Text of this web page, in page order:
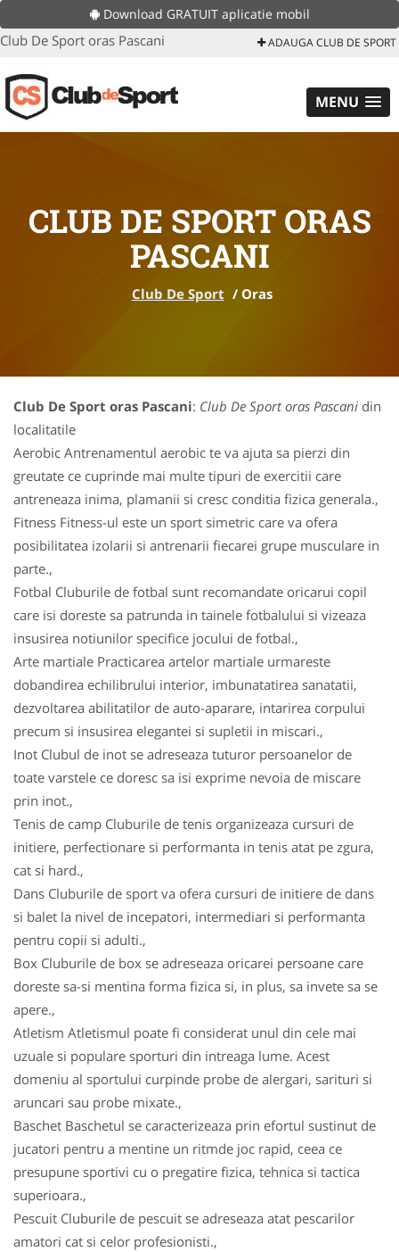
Download GRATUIT aplicatie mobil
Club De Sport oras Pascani ADAUGA CLUB DE SPORT
MENU
CLUB DE SPORT ORAS
PASCANI
Club De Sport / Oras
Club De Sport oras Pascani: Club De Sport oras Pascani din
localitatile
Aerobic Antrenamentul aerobic te va ajuta sa pierzi din
greutate ce cuprinde mai multe tipuri de exercitii care
antreneaza inima, plamanii si cresc conditia fizica generala.,
Fitness Fitness-ul este un sport simetric care va ofera
posibilitatea izolarii si antrenarii fiecarei grupe musculare in
parte.,
Fotbal Cluburile de fotbal sunt recomandate oricarui copil
care isi doreste sa patrunda in tainele fotbalului si vizeaza
insusirea notiunilor specifice jocului de fotbal.,
Arte martiale Practicarea artelor martiale urmareste
dobandirea echilibrului interior, imbunatatirea sanatatii,
dezvoltarea abilitatilor de auto-aparare, intarirea corpului
precum si insusirea elegantei si supletii in miscari.,
Inot Clubul de inot se adreseaza tuturor persoanelor de
toate varstele ce doresc sa isi exprime nevoia de miscare
prin inot.,
Tenis de camp Cluburile de tenis organizeaza cursuri de
initiere, perfectionare si performanta in tenis atat pe zgura,
cat si hard.,
Dans Cluburile de sport va ofera cursuri de initiere de dans
si balet la nivel de incepatori, intermediari si performanta
pentru copii si adulti.,
Box Cluburile de box se adreseaza oricarei persoane care
doreste sa-si mentina forma fizica si, in plus, sa invete sa se
apere.,
Atletism Atletismul poate fi considerat unul din cele mai
uzuale si populare sporturi din intreaga lume. Acest
domeniu al sportului curpinde probe de alergari, sarituri si
aruncari sau probe mixate.,
Baschet Baschetul se caracterizeaza prin efortul sustinut de
jucatori pentru a mentine un ritmde joc rapid, ceea ce
presupune sportivi cu o pregatire fizica, tehnica si tactica
superioara.,
Pescuit Cluburile de pescuit se adreseaza atat pescarilor
amatori cat si celor profesionisti.,